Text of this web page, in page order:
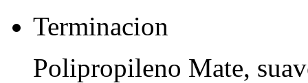
Terminacion
Polipropileno Mate,